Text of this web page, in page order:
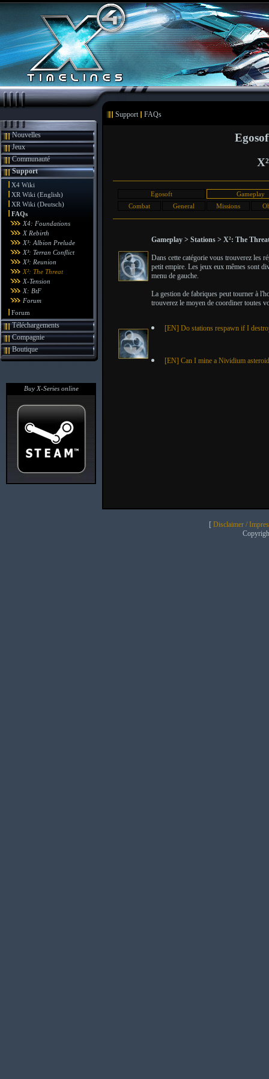
Support FAQs
Nouvelles
Jeux
Communauté
Support
X4 Wiki
XR Wiki (English)
XR Wiki (Deutsch)
FAQs
X4: Foundations
X Rebirth
X³: Albion Prelude
X³: Terran Conflict
X³: Reunion
X²: The Threat
X-Tension
X: BtF
Forum
Forum
Téléchargements
Compagnie
Boutique
Buy X-Series online
Egosoft
Gameplay
Combat
General Missions
Gameplay > Stations > X²: The
Dans cette catégorie vous trouverez les
petit empire. Les jeux eux mêmes sont
menu de gauche.
La gestion de fabriques peut tourner à
trouverez le moyen de coordiner toutes
[EN] Do stations respawn if I
[EN] Can I mine a Nividium
[ Disclaimer /